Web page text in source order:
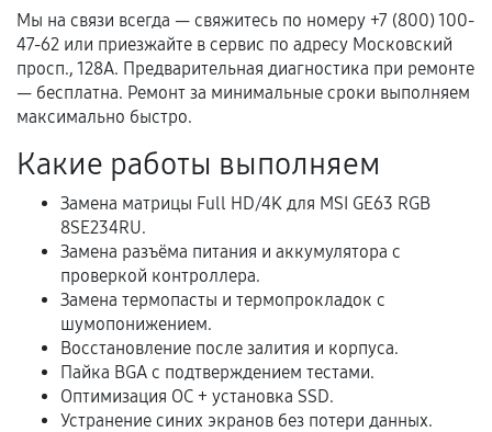
Акт выполненных работ с датой, перечнем
услуг и сроком гарантии.
Документы на установленные комплектующие
и кассовый чек.
Расширенная гарантия
В некоторых случаях возможно оформление
расширенной гарантии. Стоимость, сроки и
условия продления согласовываются отдельно и
фиксируются в документах.
Когда гарантия не действует
Мы на связи всегда — свяжитесь по номеру +7 (800) 100-
47-62 или приезжайте в сервис по адресу Московский
просп., 128А. Предварительная диагностика при ремонте
— бесплатна. Ремонт за минимальные сроки выполняем
максимально быстро.
Какие работы выполняем
Замена матрицы Full HD/4K для MSI GE63 RGB
8SE234RU.
Замена разъёма питания и аккумулятора с
проверкой контроллера.
Замена термопасты и термопрокладок с
шумопонижением.
Восстановление после залития и корпуса.
Пайка BGA с подтверждением тестами.
Оптимизация ОС + установка SSD.
Устранение синих экранов без потери данных.